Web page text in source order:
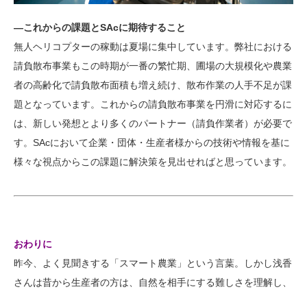
―これからの課題とSAcに期待すること
無人ヘリコプターの稼動は夏場に集中しています。弊社における
請負散布事業もこの時期が一番の繁忙期、圃場の大規模化や農業
者の高齢化で請負散布面積も増え続け、散布作業の人手不足が課
題となっています。これからの請負散布事業を円滑に対応するに
は、新しい発想とより多くのパートナー（請負作業者）が必要で
す。SAcにおいて企業・団体・生産者様からの技術や情報を基に
様々な視点からこの課題に解決策を見出せればと思っています。
おわりに
昨今、よく見聞きする「スマート農業」という言葉。しかし浅香
さんは昔から生産者の方は、自然を相手にする難しさを理解し、